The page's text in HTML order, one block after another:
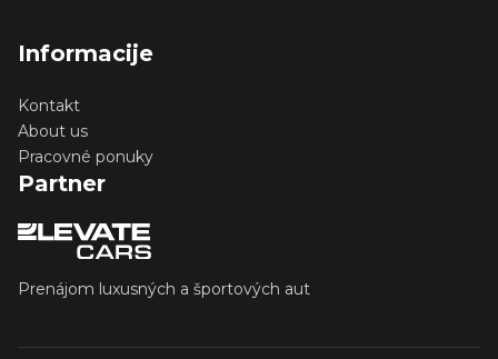
Informacije
Kontakt
About us
Pracovné ponuky
Partner
Prenájom luxusných a športových aut